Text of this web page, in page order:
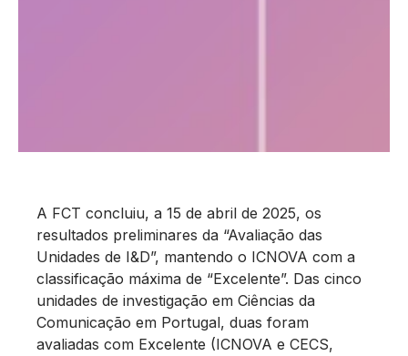
A FCT concluiu, a 15 de abril de 2025, os
resultados preliminares da “Avaliação das
Unidades de I&D”, mantendo o ICNOVA com a
classificação máxima de “Excelente”. Das cinco
unidades de investigação em Ciências da
Comunicação em Portugal, duas foram
avaliadas com Excelente (ICNOVA e CECS,